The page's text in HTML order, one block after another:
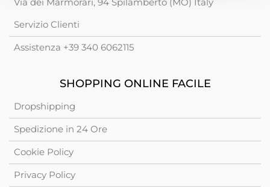
Servizio Clienti
Assistenza +39 340 6062115
SHOPPING ONLINE FACILE
Dropshipping
Spedizione in 24 Ore
Cookie Policy
Privacy Policy